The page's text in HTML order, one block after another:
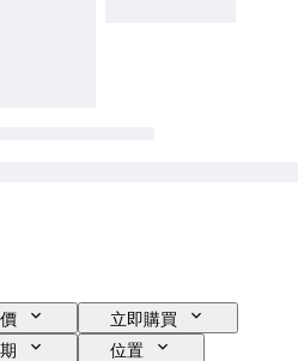
立即購買
位置